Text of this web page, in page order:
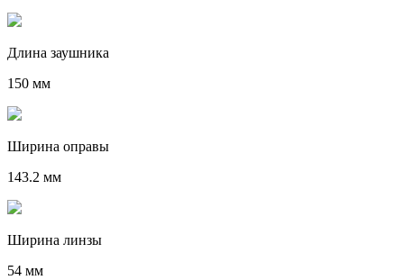
Длина заушника
150 мм
Ширина оправы
143.2 мм
Ширина линзы
54 мм